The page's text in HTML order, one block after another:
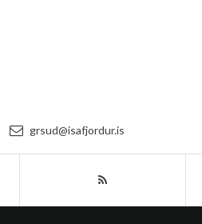
grsud@isafjordur.is